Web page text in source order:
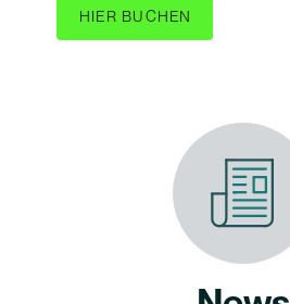
HIER BUCHEN